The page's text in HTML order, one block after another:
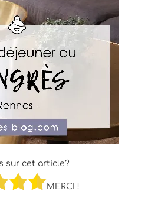
sur cet article?
MERCI !